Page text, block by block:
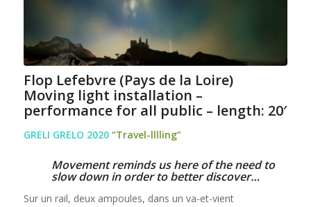
Flop Lefebvre (Pays de la Loire)
Moving light installation –
performance for all public – length: 20′
GRELI GRELO 2020 “Travel-lllling”
Movement reminds us here of the need to
slow down in order to better discover…
Sur un rail, deux ampoules, dans un va-et-vient